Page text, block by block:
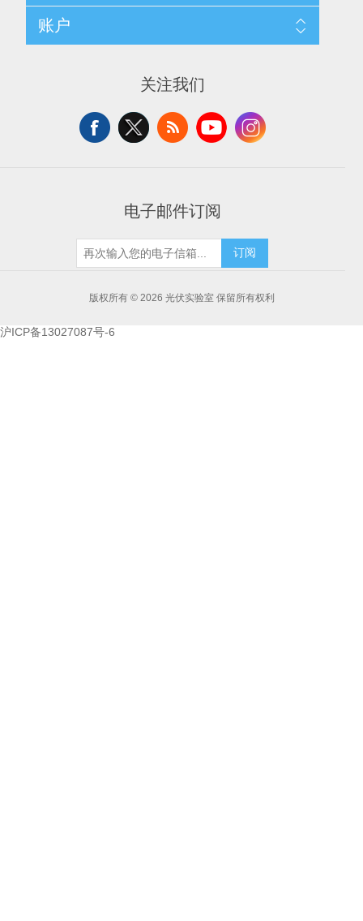
隐私条款
关于我们
搜索
新闻
博客
账户
关注我们
电子邮件订阅
订阅
版权所有 © 2026 光伏实验室 保留所有权利
沪ICP备13027087号-6